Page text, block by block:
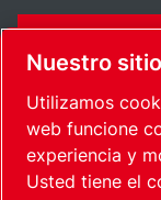
Nuestro
Utilizamos
web funcione
experiencia y
Usted tiene el